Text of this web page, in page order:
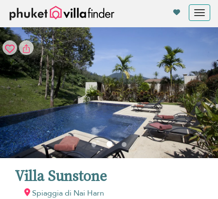
Villa Sunstone
Spiaggia di Nai Harn
Pannello di gestione dei cookies